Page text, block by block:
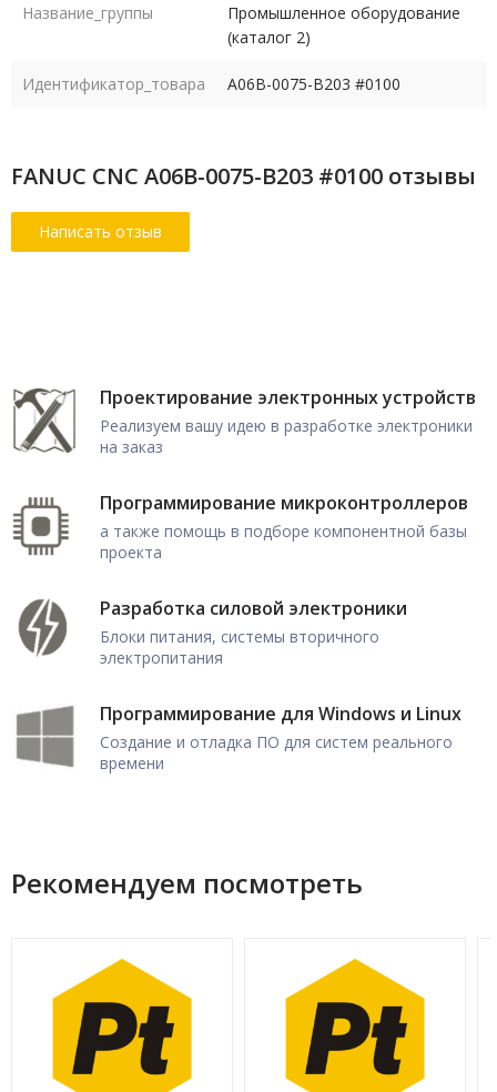
Название_группы
Промышленное оборудование
(каталог 2)
Идентификатор_товара A06B-0075-B203 #0100
FANUC CNC A06B-0075-B203 #0100 отзывы
Проектирование электронных устройств
Реализуем вашу идею в разработке электроники
на заказ
Программирование микроконтроллеров
а также помощь в подборе компонентной базы
проекта
Разработка силовой электроники
Блоки питания, системы вторичного
электропитания
Программирование для Windows и Linux
Создание и отладка ПО для систем реального
времени
Рекомендуем посмотреть